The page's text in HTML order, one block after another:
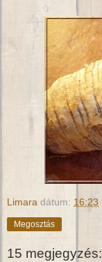
Limara dátum: 16:23
Megosztás
15 megjegyzés: